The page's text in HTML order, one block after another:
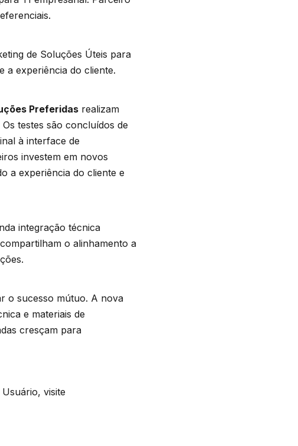
de Soluções Úteis para
a experiência do cliente.
Preferidas realizam
testes são concluídos de
à interface de
investem em novos
a experiência do cliente e
integração técnica
o alinhamento a
o sucesso mútuo. A nova
e materiais de
cresçam para
visite